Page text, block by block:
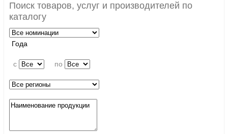
Поиск товаров, услуг и производителей по
каталогу
Года
c по